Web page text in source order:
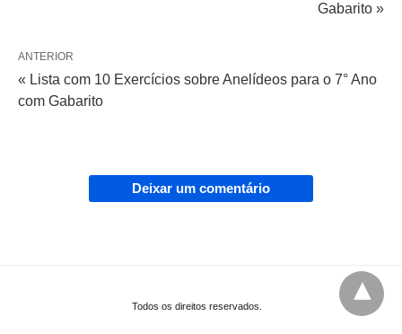
Gabarito »
ANTERIOR
« Lista com 10 Exercícios sobre Anelídeos para o 7° Ano
com Gabarito
Deixar um comentário
Todos os direitos reservados.